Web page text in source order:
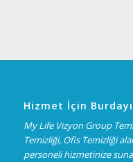
Hizmet İçin
My Life Vizyon Group
Temizliği, Ofis Temizliği
personeli hizmetinize